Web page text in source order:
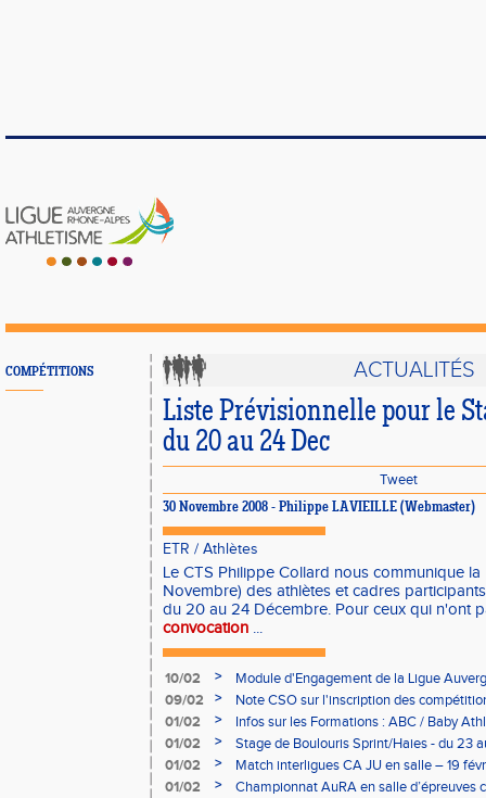
COMPÉTITIONS ACTUALITÉS
Liste Prévisionnelle pour le
du 20 au 24 Dec
Tweet
30 Novembre 2008 - Philippe LAVIEILLE (Webmaster)
ETR / Athlètes
Le CTS Philippe Collard nous communique la
Novembre) des athlètes et cadres
du 20 au 24 Décembre. Pour ceux qui n'ont
convocation ...
10/02 >
Module d'Engagement de la Ligue
09/02
>
Note CSO sur l'inscription des
01/02
>
Infos sur les Formations : ABC / Baby
01/02
>
Stage de Boulouris Sprint/Haies - du 23
01/02
>
Match interligues CA JU en salle – 19
01/02
>
Championnat AuRA en salle d’épreuves